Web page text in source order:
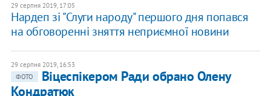
29 серпня 2019, 17:05
Нардеп зі "Слуги народу" першого дня попався
на обговоренні зняття неприємної новини
29 серпня 2019, 16:53
ФОТО
Віцеспікером Ради обрано Олену
Кондратюк